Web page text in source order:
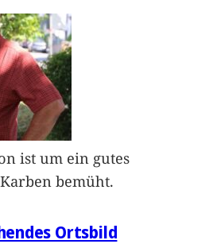
ist um ein gutes
bemüht.
Ortsbild